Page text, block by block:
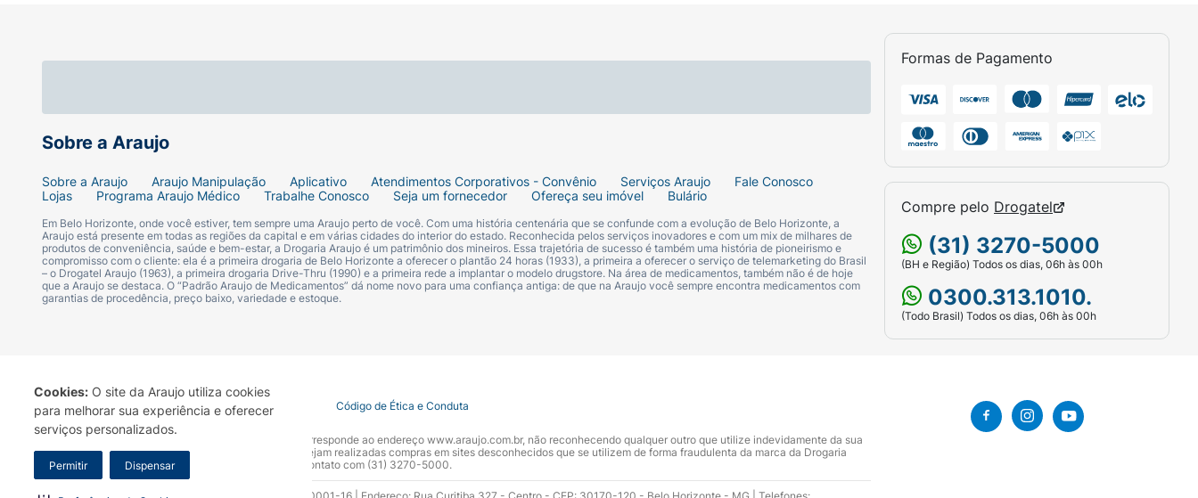
Cookies: O site da Araujo utiliza cookies
para melhorar sua experiência e oferecer
serviços personalizados.
Permitir Dispensar
Sobre a Araujo
Sobre a Araujo Araujo Manipulação Aplicativo Atendimentos Corporativos - Convênio Serviços Araujo
Fale Conosco
Lojas
Programa Araujo Médico Trabalhe Conosco Seja um fornecedor Ofereça seu imóvel Bulário
Em Belo Horizonte, onde você estiver, tem sempre uma Araujo perto de você. Com uma história centenária que se confunde com a evolução de Belo Horizonte, a
Araujo está presente em todas as regiões da capital e em várias cidades do interior do estado. Reconhecida pelos serviços inovadores e com um mix de milhares de
produtos de conveniência, saúde e bem-estar, a Drogaria Araujo é um patrimônio dos mineiros. Essa trajetória de sucesso é também uma história de pioneirismo e
compromisso com o cliente: ela é a primeira drogaria de Belo Horizonte a oferecer o plantão 24 horas (1933), a primeira a oferecer o serviço de telemarketing do Brasil
– o Drogatel Araujo (1963), a primeira drogaria Drive-Thru (1990) e a primeira rede a implantar o modelo drugstore. Na área de medicamentos, também não é de hoje
que a Araujo se destaca. O “Padrão Araujo de Medicamentos” dá nome novo para uma confiança antiga: de que na Araujo você sempre encontra medicamentos com
garantias de procedência, preço baixo, variedade e estoque.
Formas de Pagamento
Compre pelo Drogatel
(31) 3270-5000
(BH e Região) Todos os dias, 06h às 00h
0300.313.1010.
(Todo Brasil) Todos os dias, 06h às 00h
Termo de Uso Portal da Privacidade Covid-19 Código de Ética e Conduta
A Drogaria Araujo S/A informa que o seu site oficial corresponde ao endereço www.araujo.com.br, não reconhecendo qualquer outro que utilize indevidamente da sua
marca. Para sua segurança recomendamos que não sejam realizadas compras em sites desconhecidos que se utilizem de forma fraudulenta da marca da Drogaria
Araujo S.A. Em caso de dúvidas, gentileza entrar em contato com (31) 3270-5000.